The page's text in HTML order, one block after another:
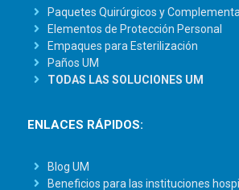
Paquetes Quirúrgicos y
Elementos de Protección Personal
Empaques para Esterilización
Paños UM
TODAS LAS SOLUCIONES UM
ENLACES RÁPIDOS:
Blog UM
Beneficios para las instituciones